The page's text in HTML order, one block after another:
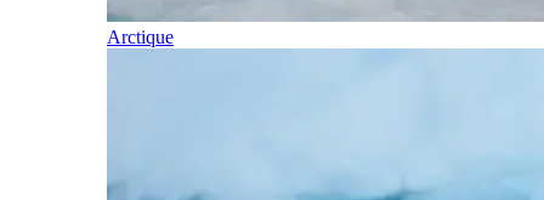
Arctique